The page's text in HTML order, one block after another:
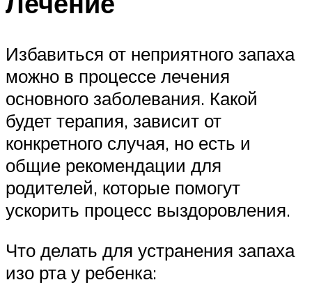
Избавиться от неприятного запаха
можно в процессе лечения
основного заболевания. Какой
будет терапия, зависит от
конкретного случая, но есть и
общие рекомендации для
родителей, которые помогут
ускорить процесс выздоровления.
Что делать для устранения запаха
изо рта у ребенка: